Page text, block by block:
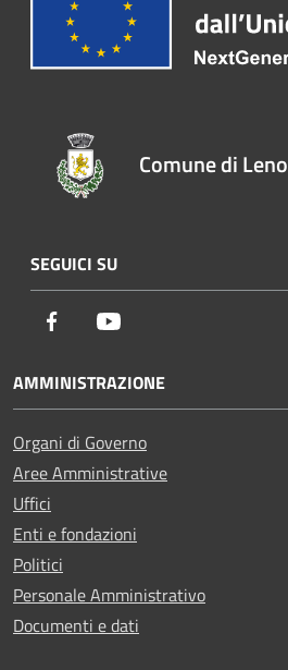
Comune di Leno
SEGUICI SU
Facebook
AMMINISTRAZIONE
Organi di Governo
Aree Amministrative
Uffici
Enti e fondazioni
Politici
Personale Amministrativo
Documenti e dati